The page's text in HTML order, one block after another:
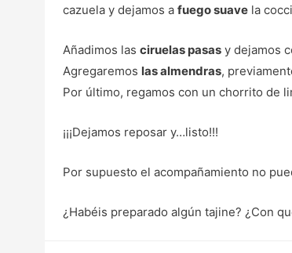
cazuela y dejamos a fuego suavela
Añadimos las ciruelas pasasy dejamos
Agregaremos las almendras,
Por último, regamos con un chorrito de
¡¡¡Dejamos reposar y…listo!!!
Por supuesto el acompañamiento no
¿Habéis preparado algún tajine? ¿Con